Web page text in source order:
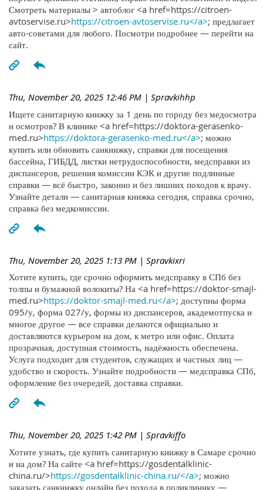
Смотреть материалы > автоблог <a href=https://citroen-
avtoservise.ru>https://citroen-avtoservise.ru</a>; предлагает
авто-советами для любого. Посмотри подробнее — перейти на
сайт.
Thu, November 20, 2025 12:46 PM | Spravkihhp
Ищете санитарную книжку за 1 день по городу без медосмотра
и осмотров? В клинике <a href=https://doktora-gerasenko-
med.ru>https://doktora-gerasenko-med.ru</a>; можно
купить или обновить санкнижку, справки для посещения
бассейна, ГИБДД, листки нетрудоспособности, медсправки из
диспансеров, решения комиссии КЭК и другие подлинные
справки — всё быстро, законно и без лишних походов к врачу.
Узнайте детали — санитарная книжка сегодня, справка срочно,
справка без медкомиссии.
Thu, November 20, 2025 1:13 PM | Spravkixri
Хотите купить, где срочно оформить медсправку в СПб без
толпы и бумажной волокиты? На <a href=https://doktor-smajl-
med.ru>https://doktor-smajl-med.ru</a>; доступны форма
095/у, форма 027/у, формы из диспансеров, академотпуска и
многое другое — все справки делаются официально и
доставляются курьером на дом, к метро или офис. Оплата
прозрачная, доступная стоимость, надёжность обеспечена.
Услуга подходит для студентов, служащих и частных лиц —
удобство и скорость. Узнайте подробности — медсправка СПб,
оформление без очередей, доставка справки.
Thu, November 20, 2025 1:42 PM | Spravkiffo
Хотите узнать, где купить санитарную книжку в Самаре срочно
и на дом? На сайте <a href=https://gosdentalklinic-
china.ru/>https://gosdentalklinic-china.ru/</a>; можно
заказать санкнижку онлайн без похода в поликлинику —